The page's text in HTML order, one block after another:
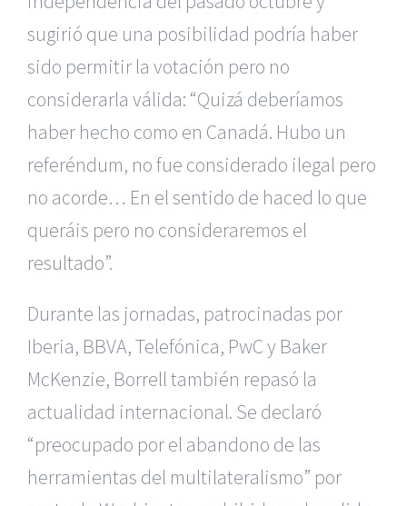
sugirió que una posibilidad podría haber
sido permitir la votación pero no
considerarla válida: “Quizá deberíamos
haber hecho como en Canadá. Hubo un
referéndum, no fue considerado ilegal pero
no acorde… En el sentido de haced lo que
queráis pero no consideraremos el
resultado”.
Durante las jornadas, patrocinadas por
Iberia, BBVA, Telefónica, PwC y Baker
McKenzie, Borrell también repasó la
actualidad internacional. Se declaró
“preocupado por el abandono de las
herramientas del multilateralismo” por